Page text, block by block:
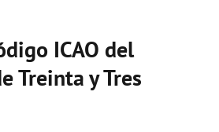
ICAO del
Treinta y Tres